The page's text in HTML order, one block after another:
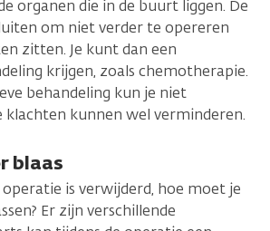
organen die in de buurt liggen. De
om niet verder te opereren
zitten. Je kunt dan een
krijgen, zoals chemotherapie.
behandeling kun je niet
klachten kunnen wel verminderen.
blaas
operatie is verwijderd, hoe moet je
Er zijn verschillende